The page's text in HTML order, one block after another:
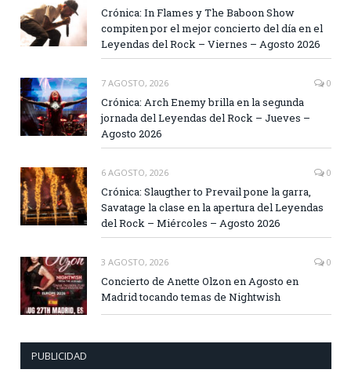
Crónica: In Flames y The Baboon Show
compiten por el mejor concierto del día en el
Leyendas del Rock – Viernes – Agosto 2026
7 AGOSTO, 2026 0
Crónica: Arch Enemy brilla en la segunda
jornada del Leyendas del Rock – Jueves –
Agosto 2026
6 AGOSTO, 2026 0
Crónica: Slaugther to Prevail pone la garra,
Savatage la clase en la apertura del Leyendas
del Rock – Miércoles – Agosto 2026
3 AGOSTO, 2026 0
Concierto de Anette Olzon en Agosto en
Madrid tocando temas de Nightwish
PUBLICIDAD